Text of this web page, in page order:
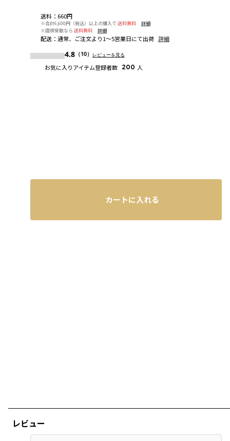
レビュー
送料： 660円
※合計6,600円（税込）以上の購入で 送料無料
詳細
※店頭受取なら 送料無料 詳細
配送： 通常、ご注文より1～5営業日にて出荷 詳細
4.8（10） レビューを見る
お気に入りアイテム登録者数 200 人
カートに入れる